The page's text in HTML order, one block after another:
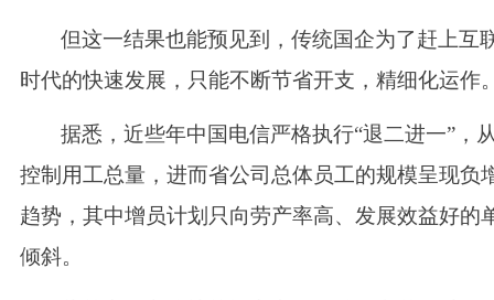
但这一结果也能预见到，传统国企为了赶上互
时代的快速发展，只能不断节省开支，精细化运作
据悉，近些年中国电信严格执行“退二进一”，
控制用工总量，进而省公司总体员工的规模呈现负
趋势，其中增员计划只向劳产率高、发展效益好的
倾斜。